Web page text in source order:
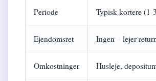
Periode Typisk kortere (1-
Ejendomsret Ingen – lejer
Omkostninger Husleje,